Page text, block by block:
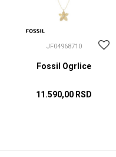
JF04968710
Fossil Ogrlice
11.590,00 RSD